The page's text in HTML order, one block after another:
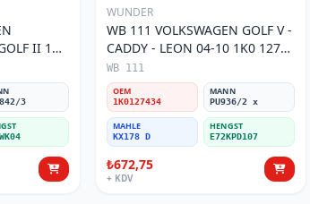
II 191
842/3
WUNDER
WB 111 VOLKSWAGEN GOLF V -
CADDY - LEON 04-10 1K0 127
434 Yakıt/Mazot Filtresi
WB 111
OEM
1K0127434
MANN
PU936/2 x
MAHLE
KX178 D
HENGST
E72KPD107
₺672,75
+ KDV